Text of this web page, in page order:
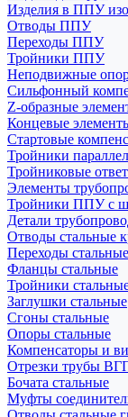
Изделия в ППУ
Отводы ППУ
Переходы ППУ
Тройники ППУ
Неподвижные
Cильфонный
Z-образные
Концевые
Стартовые
Тройники
Тройниковые
Элементы
Тройники ППУ с
Детали
Отводы стальные
Переходы стальные
Фланцы стальные
Тройники
Заглушки стальные
Сгоны стальные
Опоры стальные
Компенсаторы и
Отрезки трубы
Бочата стальные
Муфты